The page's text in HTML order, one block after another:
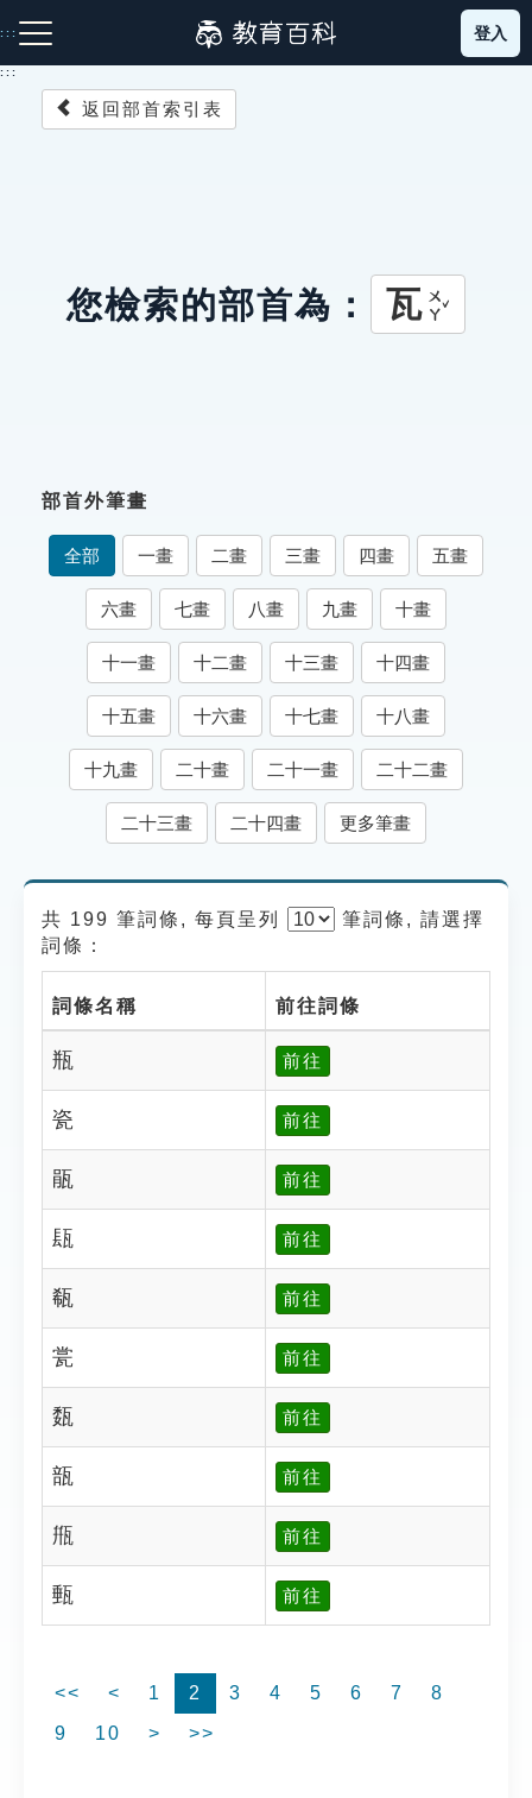
到
主
:::
成語故事
索引選單
知識索引
單字索引
生命大百科索引
遊戲專區
貓頭鷹博士
登入
:::
返回部首索引表
您檢索的部首為： 瓦ㄨㄚˇ
部首外筆畫
全部 一畫 二畫 三畫 四畫 五畫
六畫 七畫 八畫 九畫 十畫
十一畫 十二畫 十三畫 十四畫
十五畫 十六畫 十七畫 十八畫
十九畫 二十畫 二十一畫 二十二畫
二十三畫 二十四畫 更多筆畫
共 199 筆詞條, 每頁呈列 筆詞條, 請選擇
詞條：
詞條名稱 前往詞條
瓶 前往
瓷 前往
瓹 前往
瓺 前往
瓻 前往
瓽 前往
瓾 前往
瓿 前往
甁 前往
甀 前往
<< < 1 2 3 4 5 6 7
8
9
10 > >>